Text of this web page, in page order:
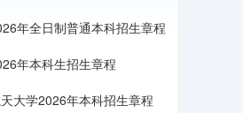
年全日制普通本科招生章程
年本科生招生章程
大学2026年本科招生章程